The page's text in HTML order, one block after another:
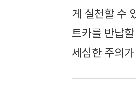
게 실천할 수
트카를 반납
세심한 주의